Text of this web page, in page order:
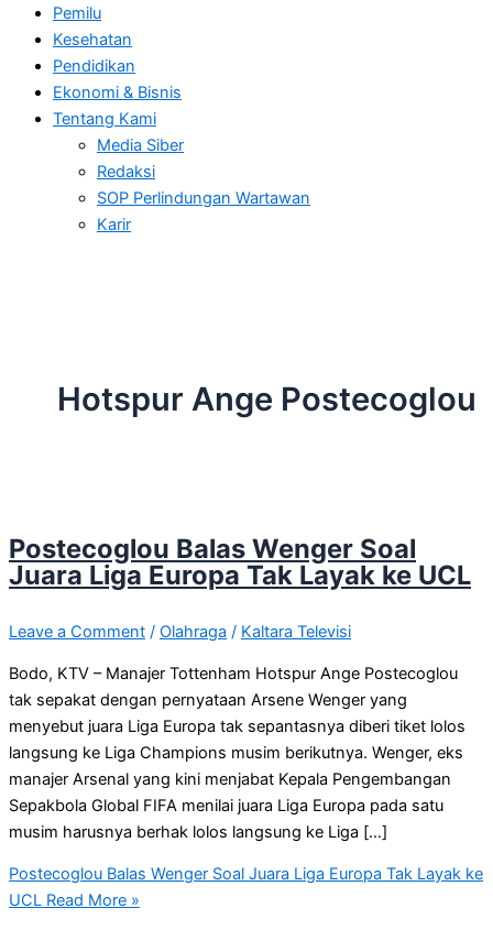
Pemilu
Kesehatan
Pendidikan
Ekonomi & Bisnis
Tentang Kami
Media Siber
Redaksi
SOP Perlindungan Wartawan
Karir
Hotspur Ange Postecoglou
Postecoglou Balas Wenger Soal
Juara Liga Europa Tak Layak ke UCL
Leave a Comment / Olahraga / Kaltara Televisi
Bodo, KTV – Manajer Tottenham Hotspur Ange Postecoglou
tak sepakat dengan pernyataan Arsene Wenger yang
menyebut juara Liga Europa tak sepantasnya diberi tiket lolos
langsung ke Liga Champions musim berikutnya. Wenger, eks
manajer Arsenal yang kini menjabat Kepala Pengembangan
Sepakbola Global FIFA menilai juara Liga Europa pada satu
musim harusnya berhak lolos langsung ke Liga […]
Postecoglou Balas Wenger Soal Juara Liga Europa Tak Layak ke
UCL Read More »